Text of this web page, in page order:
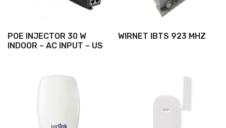
POE INJECTOR 30 W
INDOOR – AC INPUT – US
WIRNET IBTS 923 MHZ